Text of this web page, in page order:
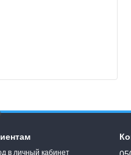
в личный кабинет